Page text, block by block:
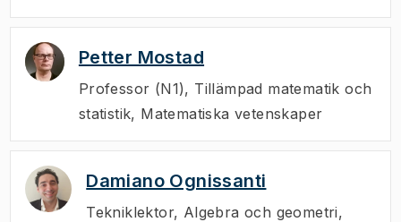
Petter Mostad
Professor (N1), Tillämpad matematik och
statistik, Matematiska vetenskaper
Damiano Ognissanti
Tekniklektor, Algebra och geometri,